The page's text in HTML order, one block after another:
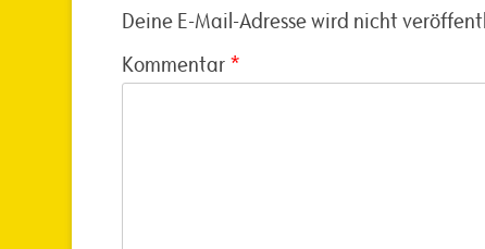
Deine E-Mail-Adresse wird nicht
Kommentar *